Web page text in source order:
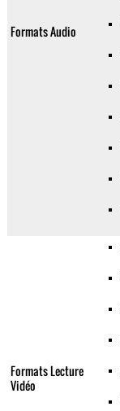
Formats Audio
Formats Lecture
Vidéo